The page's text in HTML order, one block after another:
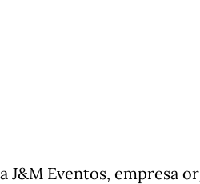
J&M Eventos, empresa